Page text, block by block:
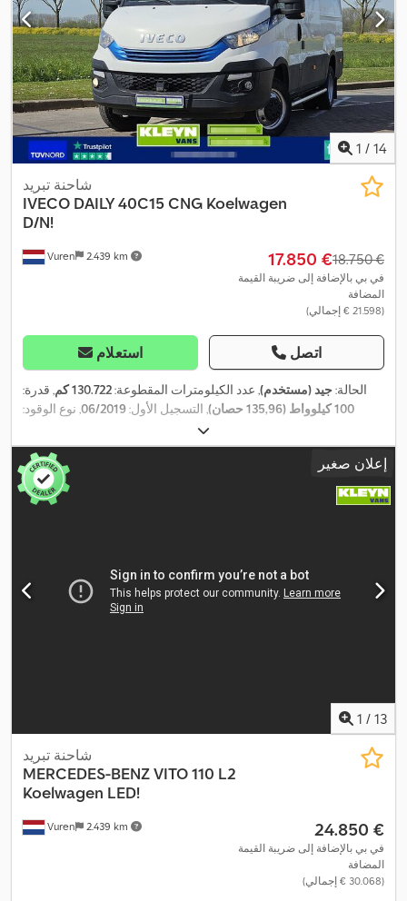
(ABS),
1 / 14
Vuren 2.439 km
شاحنة تبريد
IVECO DAILY 40C15 CNG Koelwagen
D/N!
‏17.850 € ‏18.750 €
في بي بالإضافة إلى ضريبة القيمة
المضافة
(‏21.598 € إجمالي)
استعلام اتصل
الحالة:جيد (مستخدم), عدد الكيلومترات المقطوعة:130.722 كم
, قدرة:
100 كيلوواط (135,96 حصان)
, التسجيل الأول:06/2019, نوع الوقود:
, تكوين المحور:
3.520 مم
, لون:أبيض, كابينة السائق:كابينة نهارية, نوع التروس:تلقائي,
فئة الانبعاثات:
, الطول الكلي:6.050
مم, العرض الكلي:
, طول مساحة
التحميل:
, ارتفاع مساحة
إعلان صغير
1 / 13
Vuren 2.439 km
شاحنة تبريد
MERCEDES-BENZVITO 110 L2
Koelwagen LED!
‏24.850 €
في بي بالإضافة إلى ضريبة القيمة
المضافة
(‏30.068 € إجمالي)